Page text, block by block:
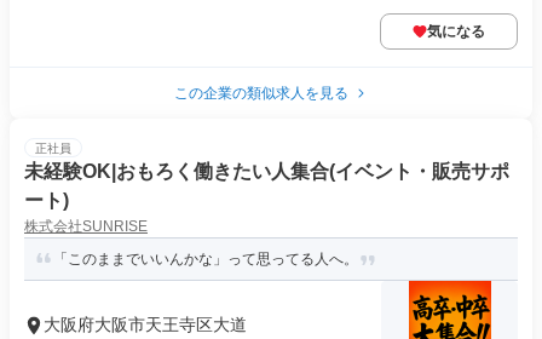
気になる
この企業の類似求人を見る
正社員
未経験OK|おもろく働きたい人集合(イベント・販売サポ
ート)
株式会社SUNRISE
「このままでいいんかな」って思ってる人へ。
大阪府大阪市天王寺区大道